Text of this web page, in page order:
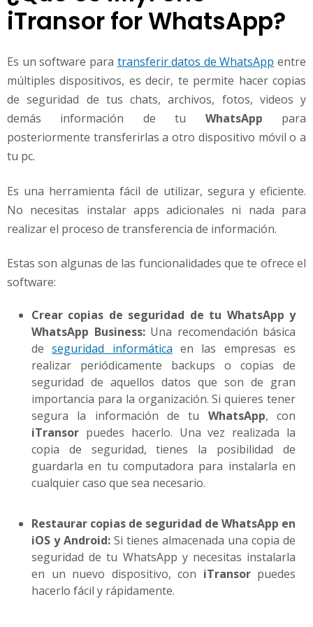
iTransor for WhatsApp?
Es un software para transferir datos de WhatsApp entre
múltiples dispositivos, es decir, te permite hacer copias
de seguridad de tus chats, archivos, fotos, videos y
demás información de tu WhatsApp para
posteriormente transferirlas a otro dispositivo móvil o a
tu pc.
Es una herramienta fácil de utilizar, segura y eficiente.
No necesitas instalar apps adicionales ni nada para
realizar el proceso de transferencia de información.
Estas son algunas de las funcionalidades que te ofrece el
software:
Crear copias de seguridad de tu WhatsApp y
WhatsApp Business:Una recomendación básica
deseguridad informática en las empresas es
realizar periódicamente backups o copias de
seguridad de aquellos datos que son de gran
importancia para la organización. Si quieres tener
segura la información de tu WhatsApp, con
iTransor puedes hacerlo. Una vez realizada la
copia de seguridad, tienes la posibilidad de
guardarla en tu computadora para instalarla en
cualquier caso que sea necesario.
Restaurar copias de seguridad de WhatsApp en
iOS y Android: Si tienes almacenada una copia de
seguridad de tu WhatsApp y necesitas instalarla
en un nuevo dispositivo, con iTransorpuedes
hacerlo fácil y rápidamente.